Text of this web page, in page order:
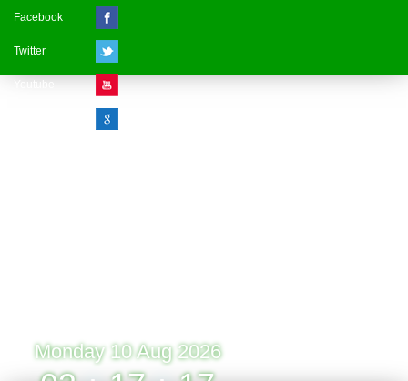
Facebook
Twitter
Monday 10 Aug 2026